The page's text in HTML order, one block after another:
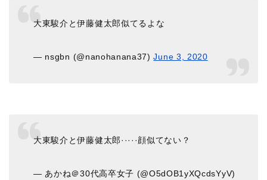
大東駿介と伊藤健太郎似てるよな
— nsgbn (@nanohanana37)June 3, 2020
大東駿介と伊藤健太郎·····顔似てない？
— あかね＠30代高卒女子 (@O5dOB1yXQcdsYyV)